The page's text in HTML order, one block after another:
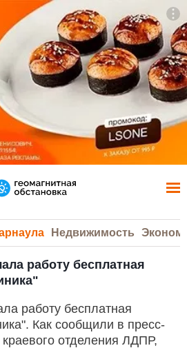
Недвижимость
работу бесплатная
работу бесплатная
Как сообщили в пресс-
отделения ЛДПР,